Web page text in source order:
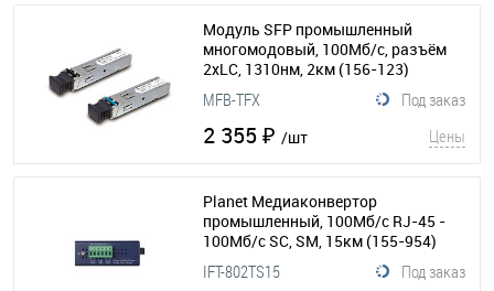
Модуль SFP промышленный
многомодовый, 100Мб/с, разъём
2хLC, 1310нм, 2км (156-123)
Под заказ
MFB-TFX
2 355 ₽ /шт Цены
Planet Медиаконвертор
промышленный, 100Мб/с RJ-45 -
100Мб/с SC, SM, 15км (155-954)
Под заказ
IFT-802TS15